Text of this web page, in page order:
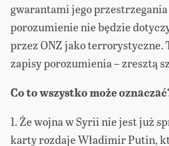
gwarantami jego
porozumienie nie będzie
przez ONZ jako terrorystyczne.
zapisy porozumienia – zresztą
Co to wszystko może
1. Że wojna w Syrii nie jest już
karty rozdaje Władimir Putin,